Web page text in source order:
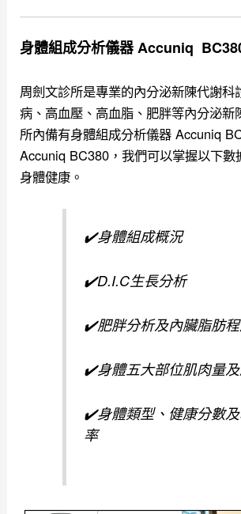
身體組成分析儀器 Accuniq
周劍文診所是專業的內分泌新陳代謝科
病、高血壓、高血脂、肥胖等內分泌新
所內備有身體組成分析儀器 Accuniq
Accuniq BC380，我們可以掌握以下數
身體健康。
✔️身體組成概況
✔️D.I.C生長分析
✔️肥胖分析及內臟脂肪
✔️身體五大部位肌肉量
✔️身體類型、健康分數
率